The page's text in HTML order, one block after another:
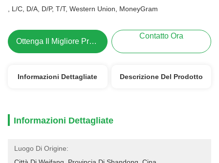
, L/C, D/A, D/P, T/T, Western Union, MoneyGram
Ottenga Il Migliore Prezzo
Contatto Ora
Informazioni Dettagliate Descrizione Del Prodotto
Informazioni Dettagliate
Luogo Di Origine: